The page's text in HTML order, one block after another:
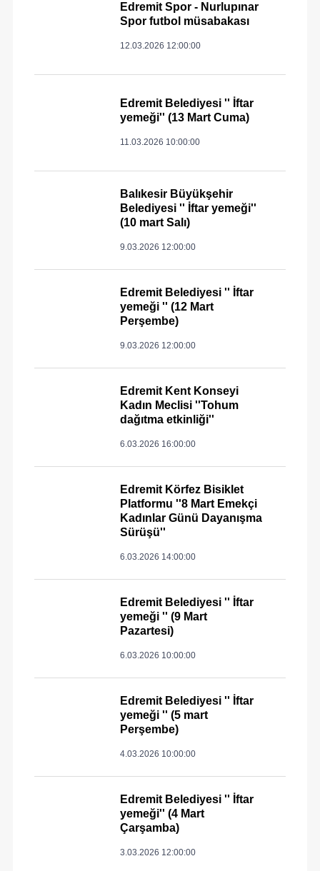
Edremit Spor - Nurlupınar
Spor futbol müsabakası
12.03.2026 12:00:00
Edremit Belediyesi '' İftar
yemeği'' (13 Mart Cuma)
11.03.2026 10:00:00
Balıkesir Büyükşehir
Belediyesi '' İftar yemeği''
(10 mart Salı)
9.03.2026 12:00:00
Edremit Belediyesi '' İftar
yemeği '' (12 Mart
Perşembe)
9.03.2026 12:00:00
Edremit Kent Konseyi
Kadın Meclisi ''Tohum
dağıtma etkinliği''
6.03.2026 16:00:00
Edremit Körfez Bisiklet
Platformu ''8 Mart Emekçi
Kadınlar Günü Dayanışma
Sürüşü''
6.03.2026 14:00:00
Edremit Belediyesi '' İftar
yemeği '' (9 Mart
Pazartesi)
6.03.2026 10:00:00
Edremit Belediyesi '' İftar
yemeği '' (5 mart
Perşembe)
4.03.2026 10:00:00
Edremit Belediyesi '' İftar
yemeği'' (4 Mart
Çarşamba)
3.03.2026 12:00:00